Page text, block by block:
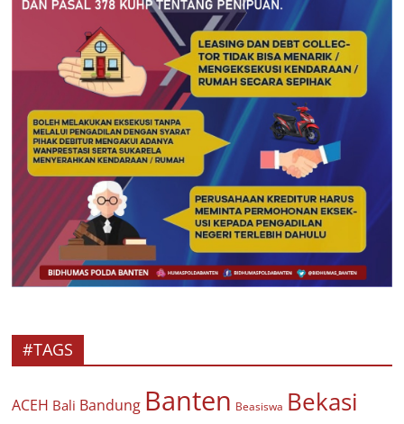
#TAGS
ACEH Bali Bandung Banten Beasiswa Bekasi